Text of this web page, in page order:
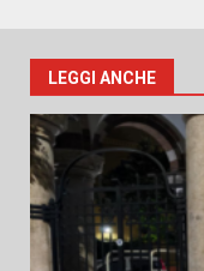
LEGGI ANCHE